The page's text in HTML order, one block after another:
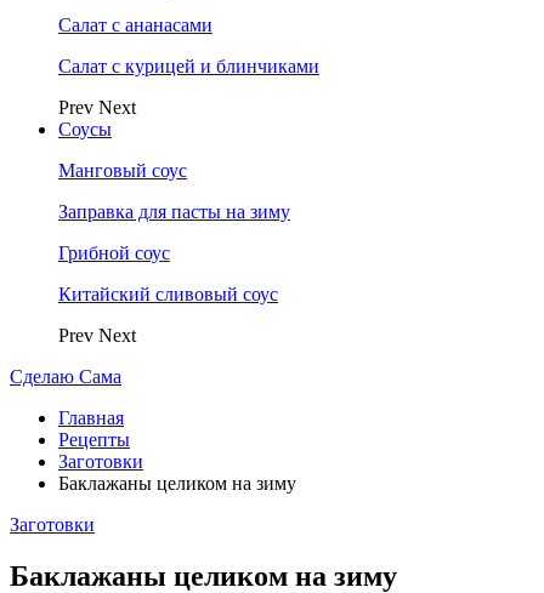
Салат с ананасами
Салат с курицей и блинчиками
Prev Next
Соусы
Манговый соус
Заправка для пасты на зиму
Грибной соус
Китайский сливовый соус
Prev Next
Сделаю Сама
Главная
Рецепты
Заготовки
Баклажаны целиком на зиму
Заготовки
Баклажаны целиком на зиму